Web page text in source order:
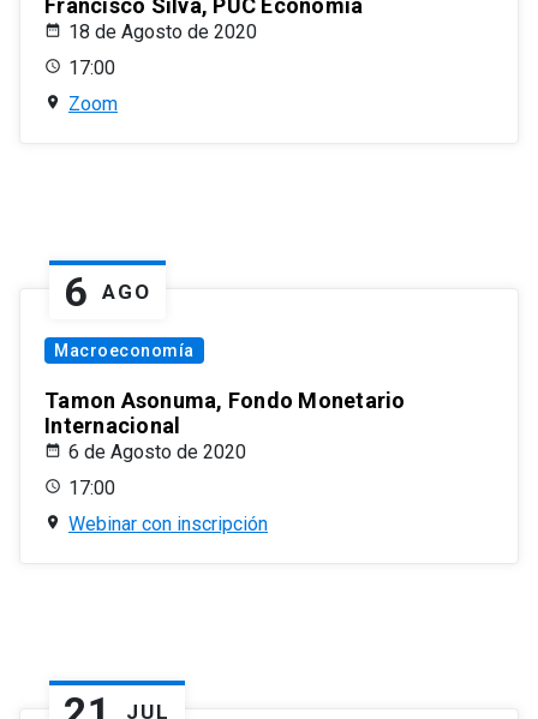
Francisco Silva, PUC Economía
18 de Agosto de 2020
17:00
Zoom
6 AGO
Macroeconomía
Tamon Asonuma, Fondo Monetario
Internacional
6 de Agosto de 2020
17:00
Webinar con inscripción
JUL